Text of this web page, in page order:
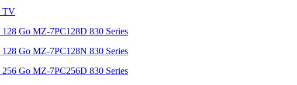
TV
Go MZ-7PC128D 830 Series
Go MZ-7PC128N 830 Series
Go MZ-7PC256D 830 Series